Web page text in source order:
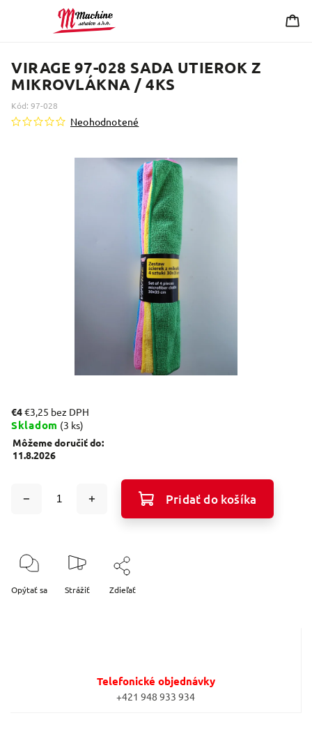
VIRAGE 97-028 SADA UTIEROK Z
MIKROVLÁKNA / 4KS
Kód: 97-028
Neohodnotené
€4€3,25 bez DPH
Skladom (3 ks)
Môžeme doručiť do:
11.8.2026
Pridať do košíka
Opýtať sa Strážiť Zdieľať
Telefonické objednávky
+421 948 933 934